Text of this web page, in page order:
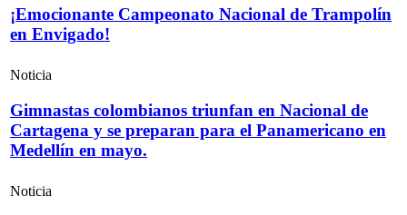
¡Emocionante Campeonato Nacional de Trampolín
en Envigado!
Noticia
Gimnastas colombianos triunfan en Nacional de
Cartagena y se preparan para el Panamericano en
Medellín en mayo.
Noticia